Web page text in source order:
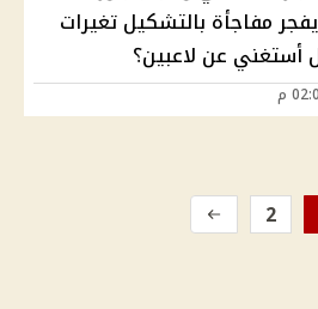
يفجر مفاجأة بالتشكيل تغيرات
أستغني عن لاعبين؟
2